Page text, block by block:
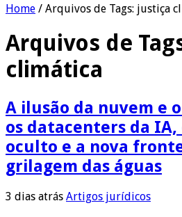
Home / Arquivos de Tags: justiça
Arquivos de
climática
A ilusão da nuvem e
os datacenters da
oculto e a nova
grilagem das águas
3 dias atrás Artigos jurídicos